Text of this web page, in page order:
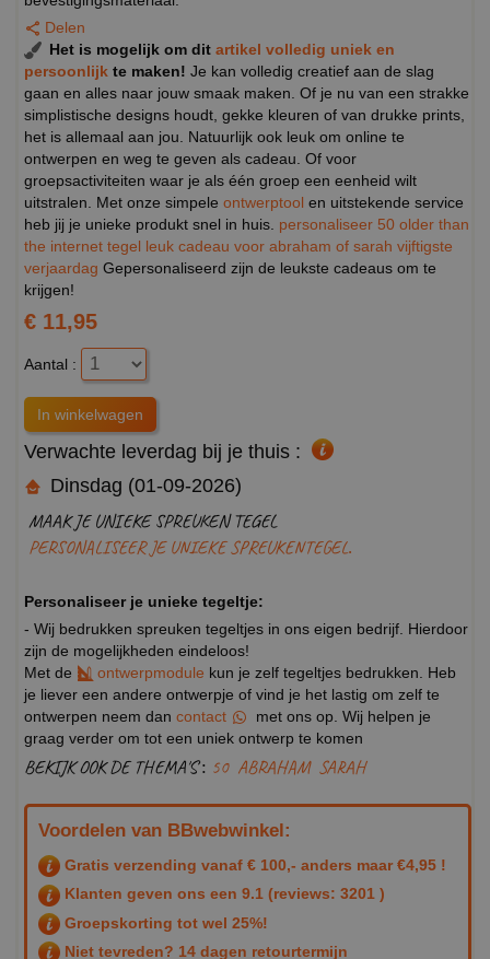
Delen
Het is mogelijk om dit artikel volledig uniek en
persoonlijk te maken! Je kan volledig creatief aan de slag
gaan en alles naar jouw smaak maken. Of je nu van een strakke
simplistische designs houdt, gekke kleuren of van drukke prints,
het is allemaal aan jou. Natuurlijk ook leuk om online te
ontwerpen en weg te geven als cadeau. Of voor
groepsactiviteiten waar je als één groep een eenheid wilt
uitstralen. Met onze simpele ontwerptool en uitstekende service
heb jij je unieke produkt snel in huis. personaliseer 50 older than
the internet tegel leuk cadeau voor abraham of sarah vijftigste
verjaardag Gepersonaliseerd zijn de leukste cadeaus om te
krijgen!
€ 11,95
Aantal :
Verwachte leverdag bij je thuis :
Dinsdag (01-09-2026)
MAAK JE UNIEKE SPREUKEN TEGEL
PERSONALISEER JE UNIEKE SPREUKENTEGEL.
Personaliseer je unieke tegeltje:
- Wij bedrukken spreuken tegeltjes in ons eigen bedrijf. Hierdoor
zijn de mogelijkheden eindeloos!
Met de
ontwerpmodule kun je zelf tegeltjes bedrukken. Heb
je liever een andere ontwerpje of vind je het lastig om zelf te
ontwerpen neem dan contact
met ons op. Wij helpen je
graag verder om tot een uniek ontwerp te komen
BEKIJK OOK DE THEMA'S : 50 ABRAHAM SARAH
Voordelen van BBwebwinkel:
Gratis verzending vanaf € 100,- anders maar €4,95 !
Klanten geven ons een 9.1 (reviews: 3201 )
Groepskorting tot wel 25%!
Niet tevreden? 14 dagen retourtermijn